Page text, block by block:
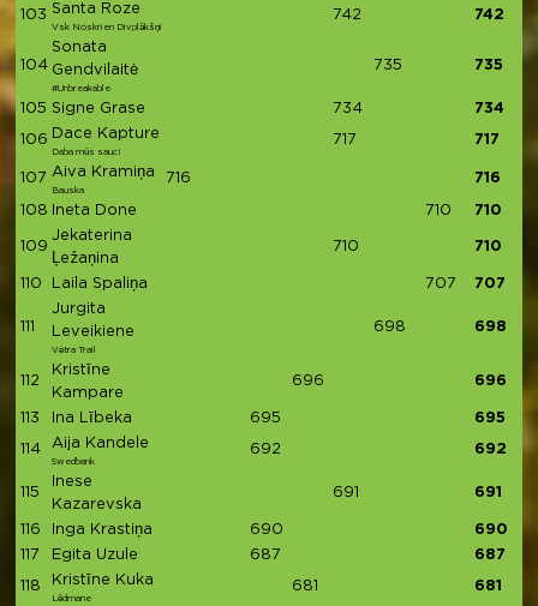
103 Santa Roze
Vsk Noskrien Divplākšņi
742 742
104
Sonata
Gendvilaitė
#Unbreakable
735 735
105 Signe Grase 734 734
106 Dace Kapture
Daba mūs sauc!
717 717
107 Aiva Kramiņa
Bauska
716 716
108 Ineta Done 710 710
109
Jekaterina
Ļežaņina
710 710
110 Laila Spaliņa 707 707
111
Jurgita
Leveikiene
Vėtra Trail
698 698
112
Kristīne
Kampare
696 696
113 Ina Lībeka 695 695
114 Aija Kandele
Swedbank
692 692
115
Inese
Kazarevska
691 691
116 Inga Krastiņa 690
690
117
Egita Uzule 687 687
118 Kristīne Kuka
Lēdmane
681 681